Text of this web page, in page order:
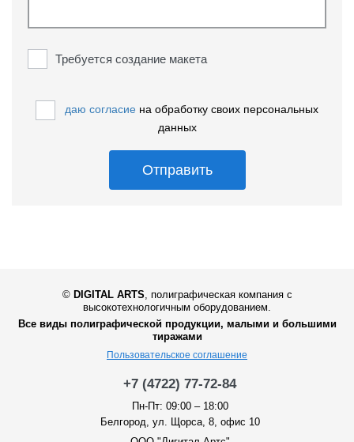
Требуется создание макета
даю согласие на обработку своих персональных
данных
Отправить
© DIGITAL ARTS
полиграфическая компания с
высокотехнологичным оборудованием.
Все виды полиграфической продукции, малыми и большими
тиражами
Пользовательское соглашение
+7 (4722) 77-72-84
Пн-Пт: 09:00 – 18:00
Белгород, ул. Щорса, 8, офис 10